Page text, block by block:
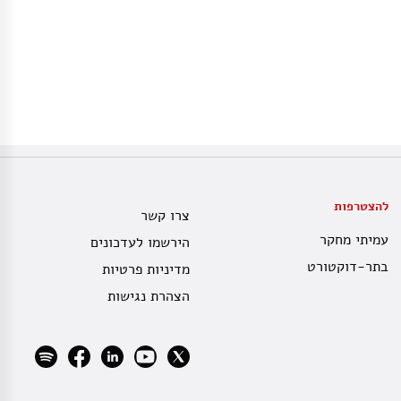
להצטרפות
עמיתי מחקר
בתר-דוקטורט
צרו קשר
הירשמו לעדכונים
מדיניות פרטיות
הצהרת נגישות